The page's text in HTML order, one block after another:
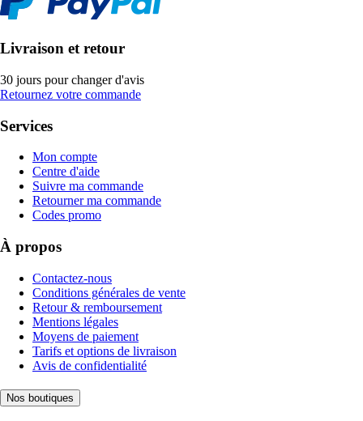
Livraison et retour
30 jours pour changer d'avis
Retournez votre commande
Services
Mon compte
Centre d'aide
Suivre ma commande
Retourner ma commande
Codes promo
À propos
Contactez-nous
Conditions générales de vente
Retour & remboursement
Mentions légales
Moyens de paiement
Tarifs et options de livraison
Avis de confidentialité
Nos boutiques